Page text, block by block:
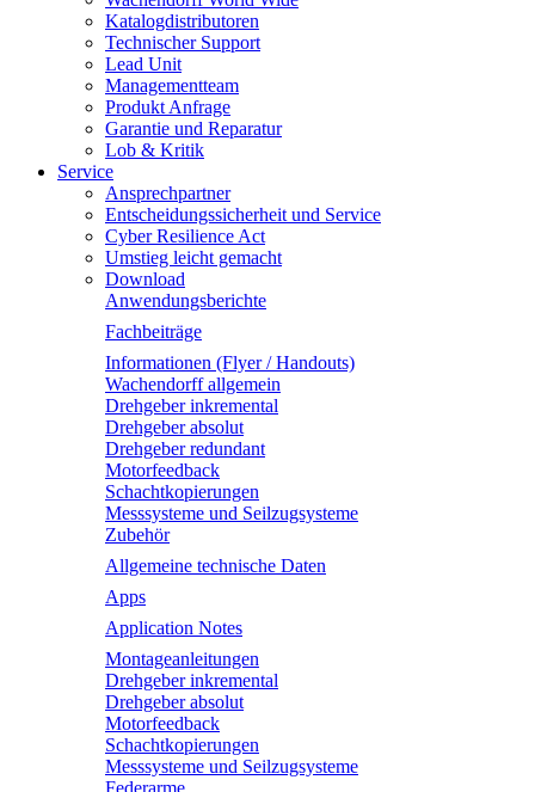
Katalogdistributoren
Technischer Support
Lead Unit
Managementteam
Produkt Anfrage
Garantie und Reparatur
Lob & Kritik
Service
Ansprechpartner
Entscheidungssicherheit und Service
Cyber Resilience Act
Umstieg leicht gemacht
Download
Anwendungsberichte
Fachbeiträge
Informationen (Flyer / Handouts)
Wachendorff allgemein
Drehgeber inkremental
Drehgeber absolut
Drehgeber redundant
Motorfeedback
Schachtkopierungen
Messsysteme und Seilzugsysteme
Zubehör
Allgemeine technische Daten
Apps
Application Notes
Montageanleitungen
Drehgeber inkremental
Drehgeber absolut
Motorfeedback
Schachtkopierungen
Messsysteme und Seilzugsysteme
Federarme